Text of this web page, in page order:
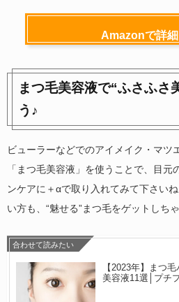
Amazonで詳
まつ毛美容液で“ふさふさ
う♪
ビューラーなどでのアイメイク・マツ
「まつ毛美容液」を使うことで、目
ンケアに＋αで取り入れてみて下さい
い方も、“魅せる”まつ毛をゲットしち
合わせて読みたい
【2023年】まつ
美容液11選│プチ